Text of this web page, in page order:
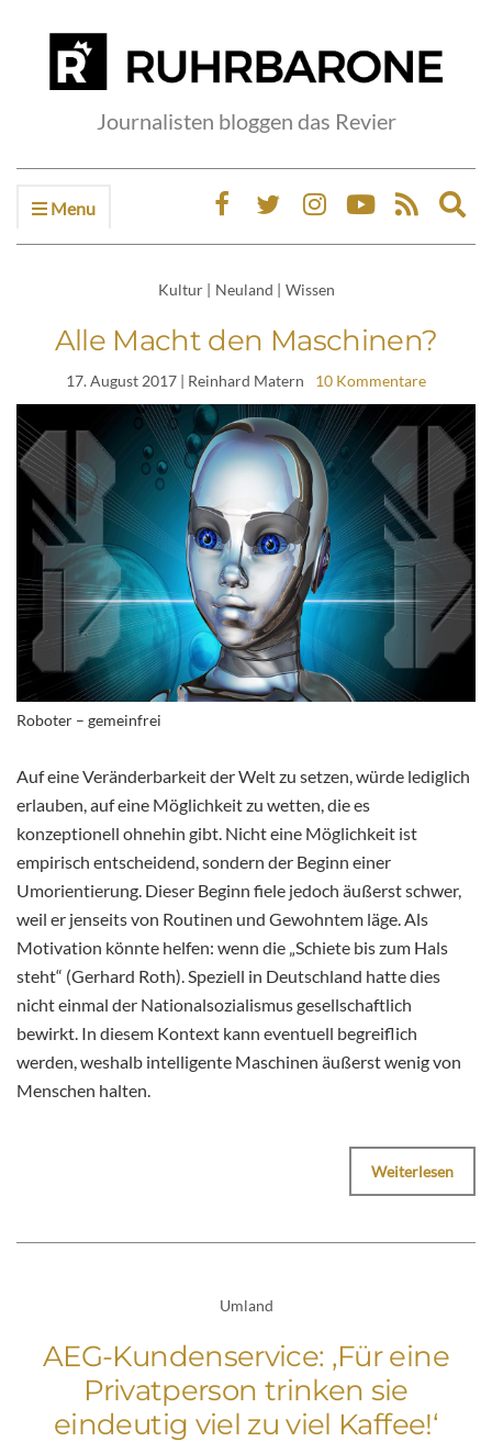
Journalisten bloggen das Revier
Menu
Kultur | Neuland | Wissen
Alle Macht den Maschinen?
17. August 2017 | Reinhard Matern 10 Kommentare
Roboter – gemeinfrei
Auf eine Veränderbarkeit der Welt zu setzen, würde lediglich
erlauben, auf eine Möglichkeit zu wetten, die es
konzeptionell ohnehin gibt. Nicht eine Möglichkeit ist
empirisch entscheidend, sondern der Beginn einer
Umorientierung. Dieser Beginn fiele jedoch äußerst schwer,
weil er jenseits von Routinen und Gewohntem läge. Als
Motivation könnte helfen: wenn die „Schiete bis zum Hals
steht“ (Gerhard Roth). Speziell in Deutschland hatte dies
nicht einmal der Nationalsozialismus gesellschaftlich
bewirkt. In diesem Kontext kann eventuell begreiflich
werden, weshalb intelligente Maschinen äußerst wenig von
Menschen halten.
Weiterlesen
Umland
AEG-Kundenservice: ‚Für eine
Privatperson trinken sie
eindeutig viel zu viel Kaffee!‘